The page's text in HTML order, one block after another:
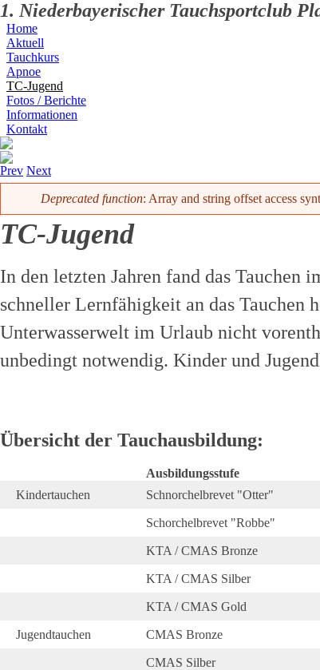
1. Niederbayerischer Tauchsportclub
Home
Aktuell
Tauchkurs
Apnoe
TC-Jugend
Fotos / Berichte
Informationen
Kontakt
Prev Next
Fehlermeldung
Deprecated function: Array and string offset access
TC-Jugend
In den letzten Jahren fand das Tauchen
schneller Lernfähigkeit an das Tauchen
Unterwasserwelt im Urlaub nicht
unbedingt notwendig. Kinder und
Übersicht der Tauchausbildung:
Ausbildungsstufe
Kindertauchen
Schnorchelbrevet "Otter"
Schorchelbrevet "Robbe"
KTA / CMAS Bronze
KTA / CMAS Silber
KTA / CMAS Gold
Jugendtauchen CMAS Bronze
CMAS Silber